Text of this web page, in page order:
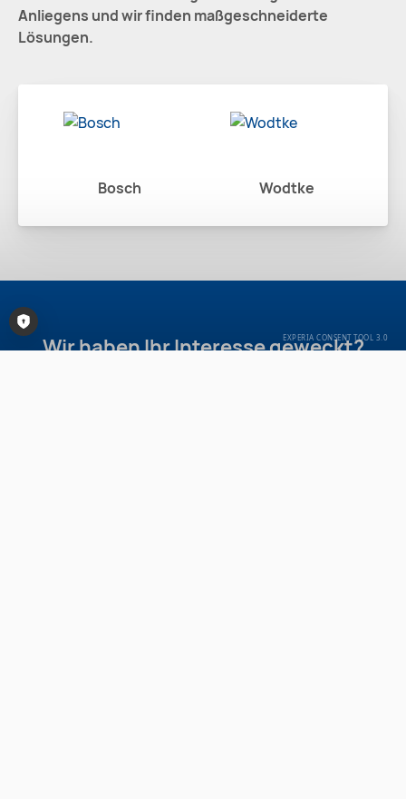
Anliegens und wir finden maßgeschneiderte
Lösungen.
Bosch Wodtke
Wir haben Ihr Interesse geweckt?
Consent-Tool öffnen